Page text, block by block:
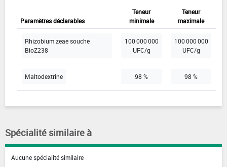
Paramètres déclarables
Teneur
minimale
Teneur
maximale
Rhizobium zeae souche
BioZ238
100 000 000
UFC/g
100 000 000
UFC/g
Maltodextrine 98 % 98 %
Spécialité similaire à
Aucune spécialité similaire